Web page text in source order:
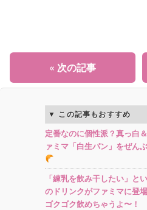
« 次の記事
この記事もおすすめ
定番なのに個性派？真っ白
ァミマ「白生パン」をぜん
「練乳を飲み干したい」と
のドリンクがファミマに登
ゴクゴク飲めちゃうよ〜！